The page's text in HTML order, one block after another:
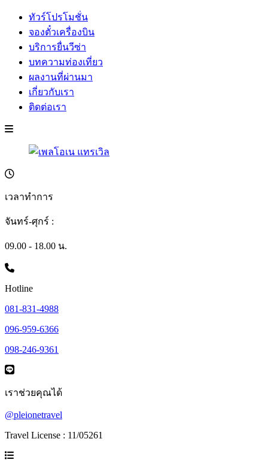
ทัวร์โปรโมชั่น
จองตั๋วเครื่องบิน
บริการยื่นวีซ่า
บทความท่องเที่ยว
ผลงานที่ผ่านมา
เกี่ยวกับเรา
ติดต่อเรา
เวลาทำการ
จันทร์-ศุกร์ :
09.00 - 18.00 น.
Hotline
081-831-4988
096-959-6366
098-246-9361
เราช่วยคุณได้
@pleionetravel
Travel License : 11/05261